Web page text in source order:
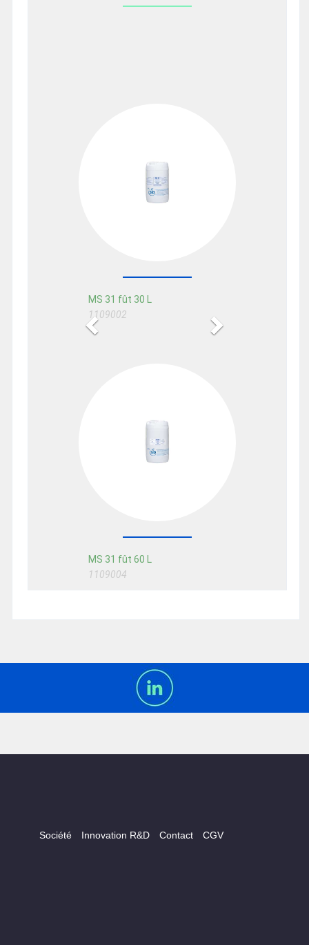
MS 31 fût 30 L
1109002
MS 31 fût 60 L
1109004
Société Innovation R&D Contact CGV